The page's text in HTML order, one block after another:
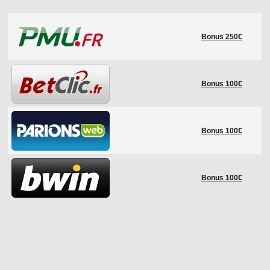
LES STADES
HISTORIQUE
COUPE DES CONFÉDÉRATIONS
Bonus 250€
Bonus 100€
Bonus 100€
Bonus 100€